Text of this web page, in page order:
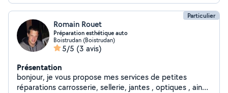
Particulier
Romain Rouet
Préparation esthétique auto
Boistrudan (Boistrudan)
5/5 (3 avis)
Présentation
bonjour, je vous propose mes services de petites
réparations carrosserie, sellerie, jantes , optiques , ainsi